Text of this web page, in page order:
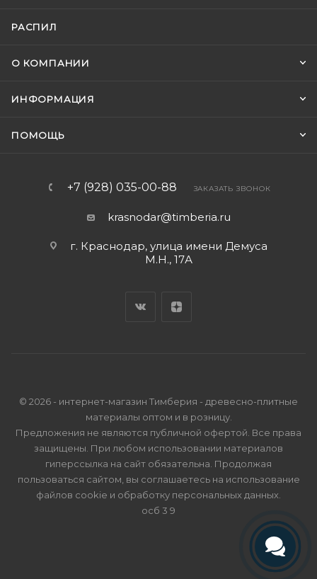
РАСПИЛ
О КОМПАНИИ
ИНФОРМАЦИЯ
ПОМОЩЬ
+7 (928) 035-00-88 ЗАКАЗАТЬ ЗВОНОК
krasnodar@timberia.ru
г. Краснодар, улица имени Демуса
М.Н., 17А
© 2026 - интернет-магазин Тимберия - древесно-плитные
материалы оптом и в розницу.
Предложения не являются публичной офертой. Все права
защищены. При любом использовании материалов
гиперссылка на сайт обязательна. Продолжая
пользоваться сайтом, вы соглашаетесь на использование
файлов cookie и обработку персональных данных
осб 3 9